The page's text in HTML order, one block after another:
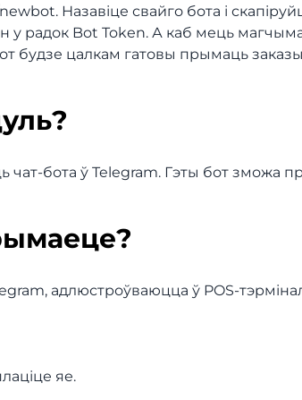
Назавіце свайго бота і
у радок Bot Token. А каб мець
будзе цалкам гатовы прымаць
бота ў Telegram. Гэты бот зможа
адлюстроўваюцца ў POS-
яе.